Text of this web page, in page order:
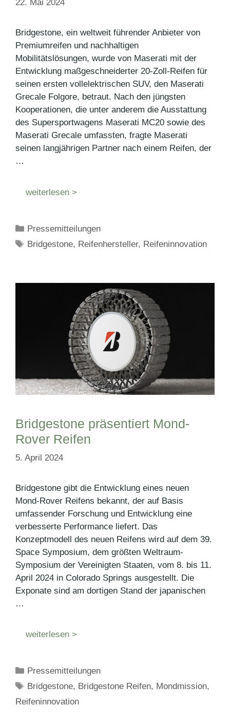
22. Mai 2024
Bridgestone, ein weltweit führender Anbieter von
Premiumreifen und nachhaltigen
Mobilitätslösungen, wurde von Maserati mit der
Entwicklung maßgeschneiderter 20-Zoll-Reifen für
seinen ersten vollelektrischen SUV, den Maserati
Grecale Folgore, betraut. Nach den jüngsten
Kooperationen, die unter anderem die Ausstattung
des Supersportwagens Maserati MC20 sowie des
Maserati Grecale umfassten, fragte Maserati
seinen langjährigen Partner nach einem Reifen, der
…
weiterlesen >
Kategorien
Pressemitteilungen
Schlagwörter
Bridgestone, Reifenhersteller, Reifeninnovation
Bridgestone präsentiert Mond-
Rover Reifen
5. April 2024
Bridgestone gibt die Entwicklung eines neuen
Mond-Rover Reifens bekannt, der auf Basis
umfassender Forschung und Entwicklung eine
verbesserte Performance liefert. Das
Konzeptmodell des neuen Reifens wird auf dem 39.
Space Symposium, dem größten Weltraum-
Symposium der Vereinigten Staaten, vom 8. bis 11.
April 2024 in Colorado Springs ausgestellt. Die
Exponate sind am dortigen Stand der japanischen
…
weiterlesen >
Kategorien
Pressemitteilungen
Schlagwörter
Bridgestone, Bridgestone Reifen, Mondmission,
Reifeninnovation